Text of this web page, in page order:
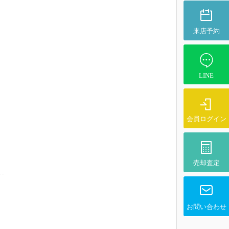
来店予約
LINE
会員ログイン
売却査定
お問い合わせ